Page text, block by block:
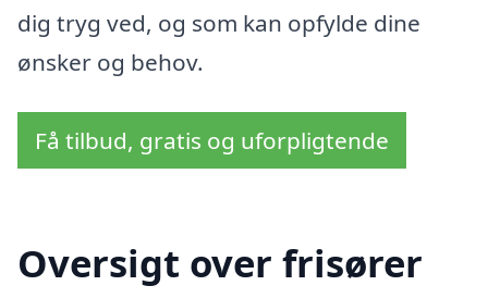
dig tryg ved, og som kan opfylde dine
ønsker og behov.
Få tilbud, gratis og uforpligtende
Oversigt over frisører